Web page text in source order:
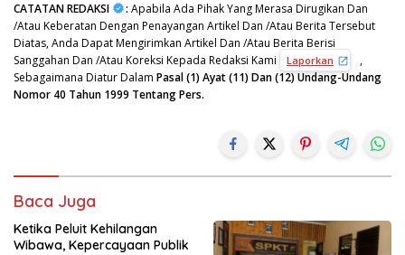
CATATAN REDAKSI : Apabila Ada Pihak Yang Merasa Dirugikan Dan
/Atau Keberatan Dengan Penayangan Artikel Dan /Atau Berita Tersebut
Diatas, Anda Dapat Mengirimkan Artikel Dan /Atau Berita Berisi
Sanggahan Dan /Atau Koreksi Kepada Redaksi Kami
Laporkan
,
Sebagaimana Diatur Dalam Pasal (1) Ayat (11) Dan (12) Undang-Undang
Nomor 40 Tahun 1999 Tentang Pers.
Baca Juga
Ketika Peluit Kehilangan
Wibawa, Kepercayaan Publik